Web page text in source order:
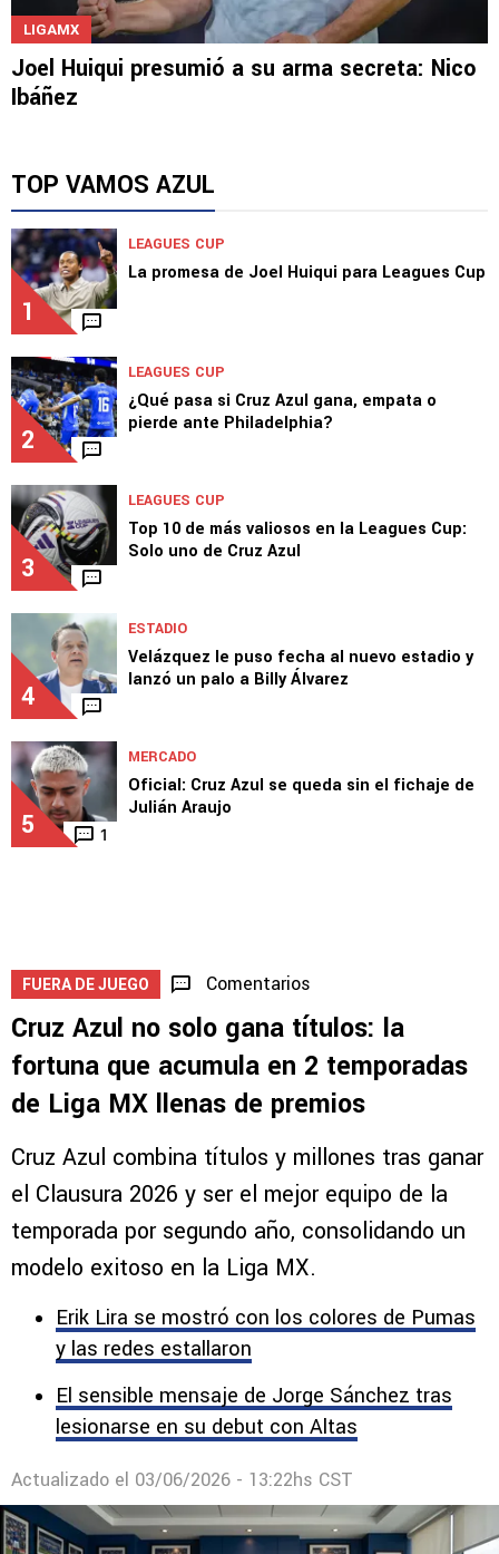
LIGAMX
Joel Huiqui presumió a su arma secreta: Nico
Ibáñez
TOP VAMOS AZUL
1
LEAGUES CUP
La promesa de Joel Huiqui para Leagues Cup
2
LEAGUES CUP
¿Qué pasa si Cruz Azul gana, empata o
pierde ante Philadelphia?
3
LEAGUES CUP
Top 10 de más valiosos en la Leagues Cup:
Solo uno de Cruz Azul
4
ESTADIO
Velázquez le puso fecha al nuevo estadio y
lanzó un palo a Billy Álvarez
5 1
MERCADO
Oficial: Cruz Azul se queda sin el fichaje de
Julián Araujo
FUERA DE JUEGO Comentarios
Cruz Azul no solo gana títulos: la
fortuna que acumula en 2 temporadas
de Liga MX llenas de premios
Cruz Azul combina títulos y millones tras ganar
el Clausura 2026 y ser el mejor equipo de la
temporada por segundo año, consolidando un
modelo exitoso en la Liga MX.
Erik Lira se mostró con los colores de Pumas
y las redes estallaron
El sensible mensaje de Jorge Sánchez tras
lesionarse en su debut con Altas
Actualizado el 03/06/2026 - 13:22hs CST